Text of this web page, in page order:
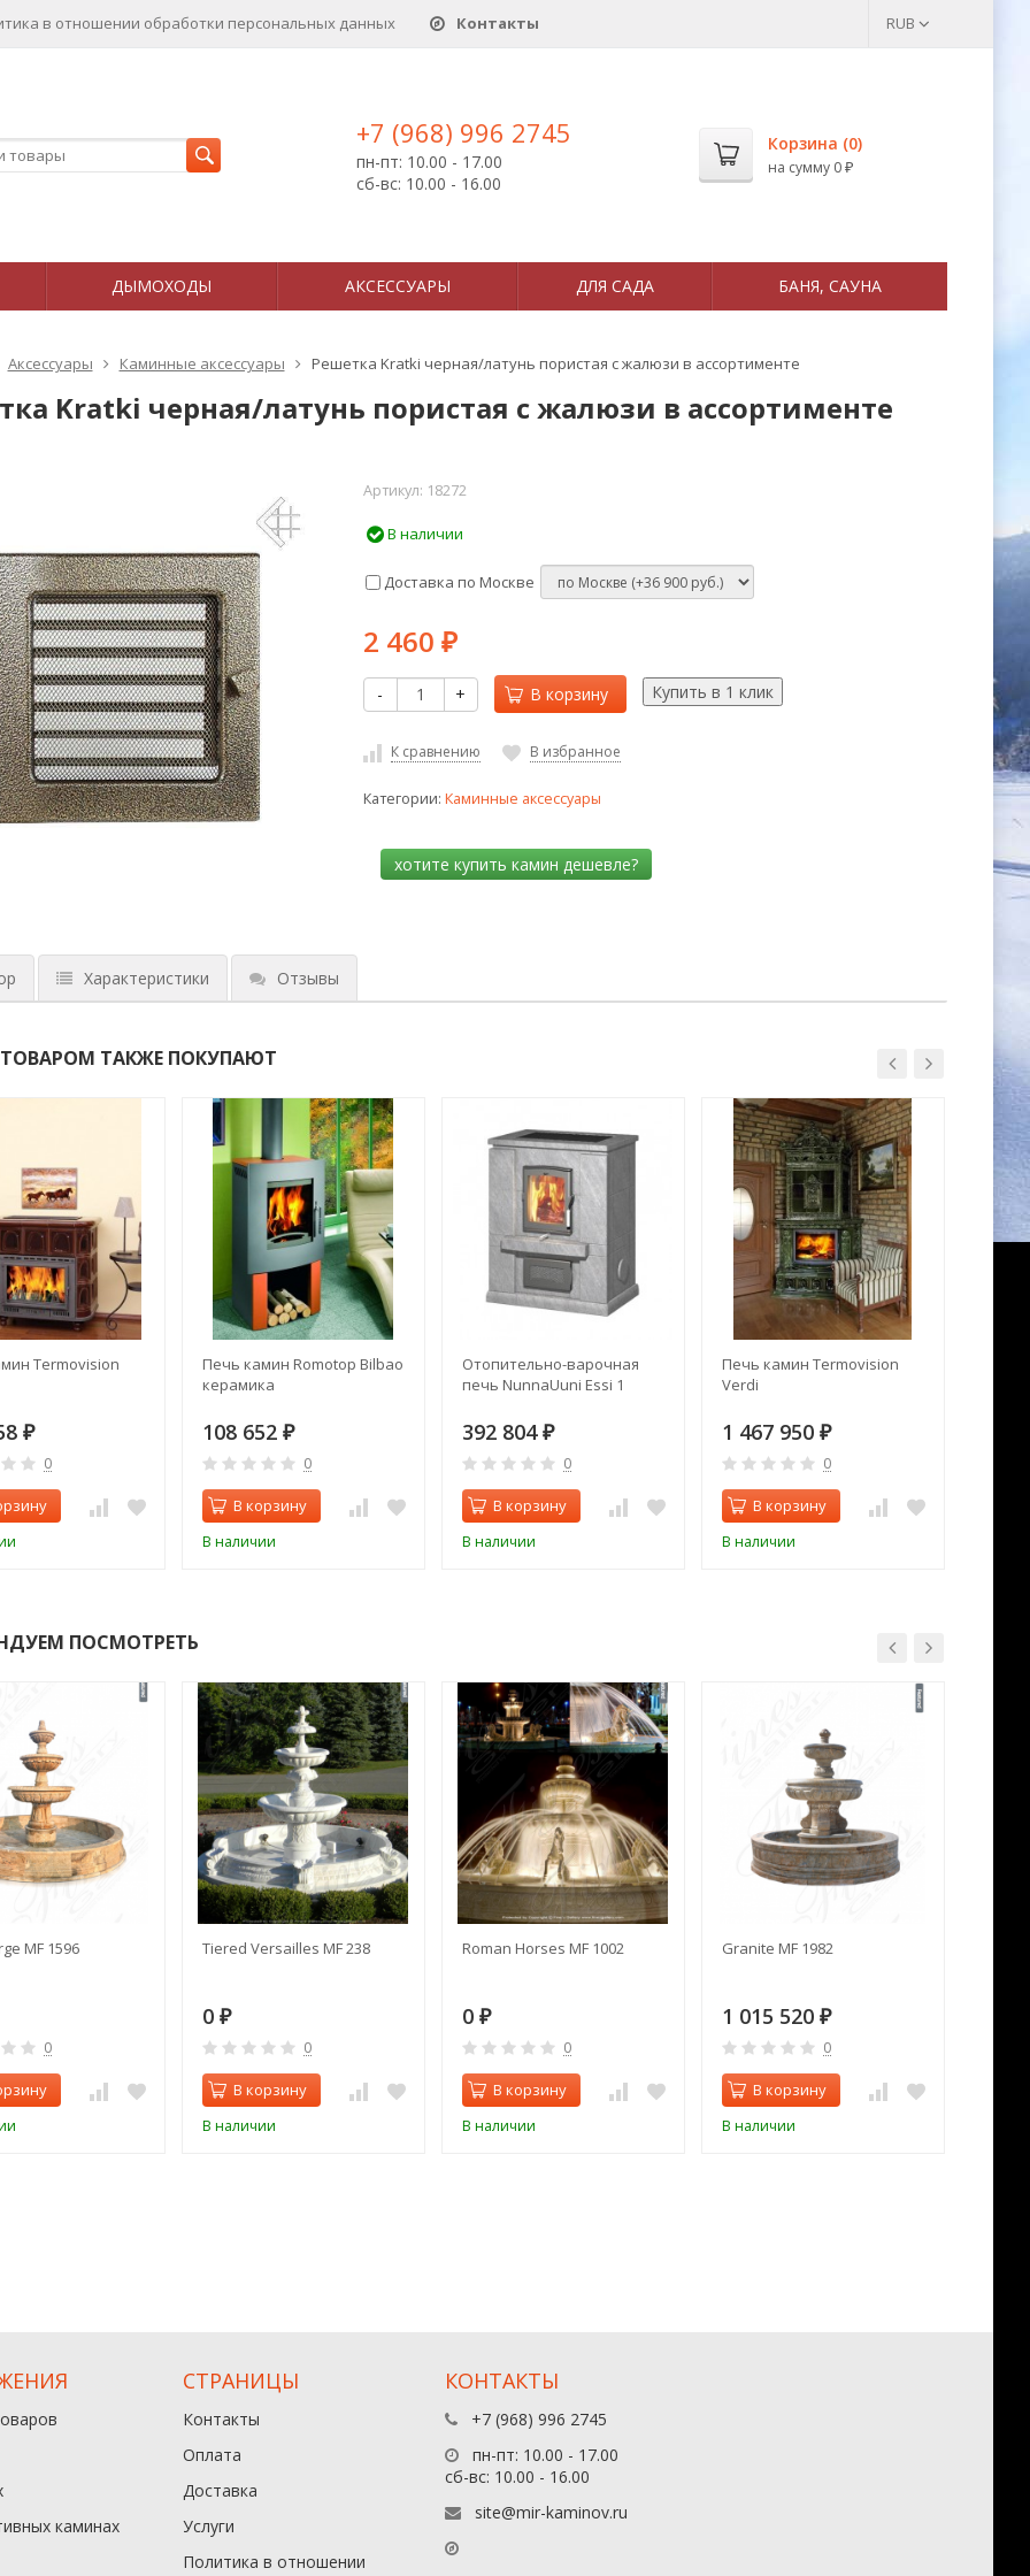
в отношении обработки персональных данныx Контакты RUB
+7 (968) 996 2745
пн-пт: 10.00 - 17.00
сб-вс: 10.00 - 16.00
Корзина (0)
на сумму 0 ₽
ДЫМОХОДЫ АКСЕССУАРЫ ДЛЯ САДА БАНЯ, САУНА
Аксессуары Каминные аксессуары Решетка Kratki черная/латунь пористая с жалюзи в ассортименте
Kratki черная/латунь пористая с жалюзи в ассортименте
Артикул: 18272
В наличии
Доставка по Москве
2 460 ₽
- + В корзину
К сравнению В избранное
Категории: Каминные аксессуары
Характеристики Отзывы
ТАКЖЕ ПОКУПАЮТ
Termovision
₽
0
Печь камин Romotop Bilbao
керамика
108 652 ₽
0
В корзину
В наличии
Отопительно-варочная
печь NunnaUuni Essi 1
392 804 ₽
0
В корзину
В наличии
Печь камин Termovision
Verdi
1 467 950 ₽
0
В корзину
В наличии
ПОСМОТРЕТЬ
MF 1596
0
Tiered Versailles MF 238
0 ₽
0
В корзину
В наличии
Roman Horses MF 1002
0 ₽
0
В корзину
В наличии
Granite MF 1982
1 015 520 ₽
0
В корзину
В наличии
каминах
СТРАНИЦЫ
Контакты
Оплата
Доставка
Услуги
Политика в отношении
КОНТАКТЫ
+7 (968) 996 2745
пн-пт: 10.00 - 17.00
сб-вс: 10.00 - 16.00
site@mir-kaminov.ru